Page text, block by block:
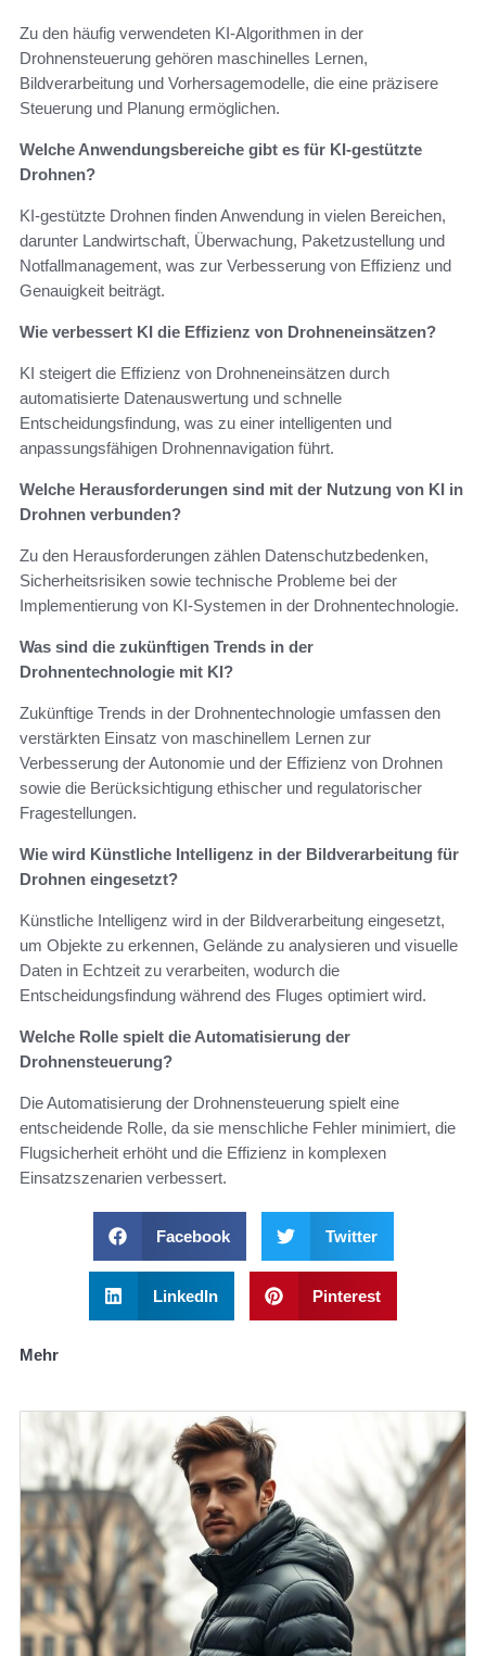
Zu den häufig verwendeten KI-Algorithmen in der
Drohnensteuerung gehören maschinelles Lernen,
Bildverarbeitung und Vorhersagemodelle, die eine präzisere
Steuerung und Planung ermöglichen.
Welche Anwendungsbereiche gibt es für KI-gestützte
Drohnen?
KI-gestützte Drohnen finden Anwendung in vielen Bereichen,
darunter Landwirtschaft, Überwachung, Paketzustellung und
Notfallmanagement, was zur Verbesserung von Effizienz und
Genauigkeit beiträgt.
Wie verbessert KI die Effizienz von Drohneneinsätzen?
KI steigert die Effizienz von Drohneneinsätzen durch
automatisierte Datenauswertung und schnelle
Entscheidungsfindung, was zu einer intelligenten und
anpassungsfähigen Drohnennavigation führt.
Welche Herausforderungen sind mit der Nutzung von KI in
Drohnen verbunden?
Zu den Herausforderungen zählen Datenschutzbedenken,
Sicherheitsrisiken sowie technische Probleme bei der
Implementierung von KI-Systemen in der Drohnentechnologie.
Was sind die zukünftigen Trends in der
Drohnentechnologie mit KI?
Zukünftige Trends in der Drohnentechnologie umfassen den
verstärkten Einsatz von maschinellem Lernen zur
Verbesserung der Autonomie und der Effizienz von Drohnen
sowie die Berücksichtigung ethischer und regulatorischer
Fragestellungen.
Wie wird Künstliche Intelligenz in der Bildverarbeitung für
Drohnen eingesetzt?
Künstliche Intelligenz wird in der Bildverarbeitung eingesetzt,
um Objekte zu erkennen, Gelände zu analysieren und visuelle
Daten in Echtzeit zu verarbeiten, wodurch die
Entscheidungsfindung während des Fluges optimiert wird.
Welche Rolle spielt die Automatisierung der
Drohnensteuerung?
Die Automatisierung der Drohnensteuerung spielt eine
entscheidende Rolle, da sie menschliche Fehler minimiert, die
Flugsicherheit erhöht und die Effizienz in komplexen
Einsatzszenarien verbessert.
Facebook Twitter
LinkedIn Pinterest
Mehr